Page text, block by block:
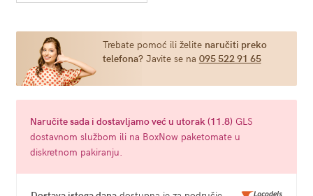
Trebate pomoć ili želite naručiti preko
telefona?Javite se na 095 522 91 65
Naručitesadai dostavljamo već u utorak (11.8) GLS
dostavnom službom ili na BoxNow paketomate u
diskretnom pakiranju.